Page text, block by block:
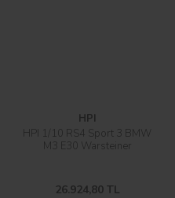
HPI
HPI 1/10 RS4 Sport 3 BMW
M3 E30 Warsteiner
26.924,80 TL